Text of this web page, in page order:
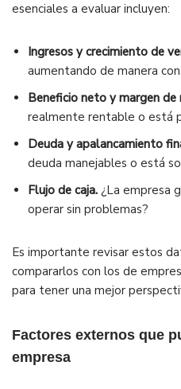
esenciales a evaluar incluyen:
Ingresos y crecimiento de
aumentando de manera
Beneficio neto y margen
realmente rentable o está
Deuda y apalancamiento
deuda manejables o está
Flujo de caja. ¿La empresa
operar sin problemas?
Es importante revisar estos
compararlos con los de
para tener una mejor
Factores externos que
empresa